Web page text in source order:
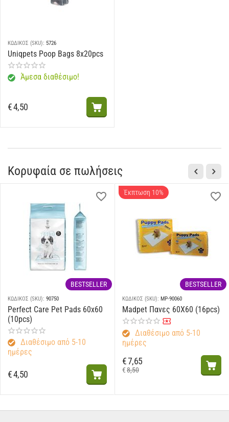
ΚΩΔΙΚΟΣ (SKU): 5726
Uniqpets Poop Bags 8x20pcs
Άμεσα διαθέσιμο!
€4,50
Κορυφαία σε πωλήσεις
60x60
10
ΚΩΔΙΚΟΣ (SKU):
Madpet Πανες 60Χ60 (16pcs)
Διαθέσιμο από 5-10
ημέρες
ΚΩΔΙΚΟΣ (SKU):
Perfect Care Pet
60x60 (10pcs)